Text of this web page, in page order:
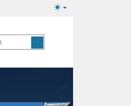
Lichte/donkere